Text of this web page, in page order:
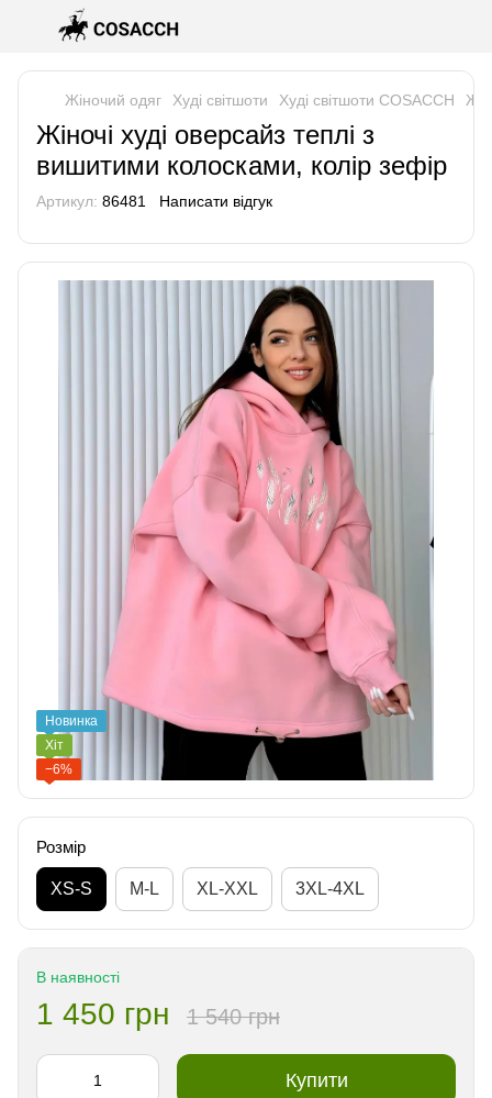
Жіночий одяг Худі світшоти Худі світшоти COSACCH
Жіночі худі оверсайз теплі з
вишитими колосками, колір зефір
Артикул: 86481 Написати відгук
Новинка
Хіт
−6%
Розмір
XS-S M-L XL-XXL 3XL-4XL
В наявності
1 450 грн 1 540 грн
Купити